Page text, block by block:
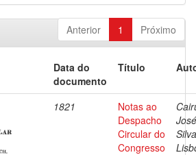
Anterior 1 Próximo
Data do
documento
Título
1821
Notas ao
Despacho
Circular do
Congresso
Silva